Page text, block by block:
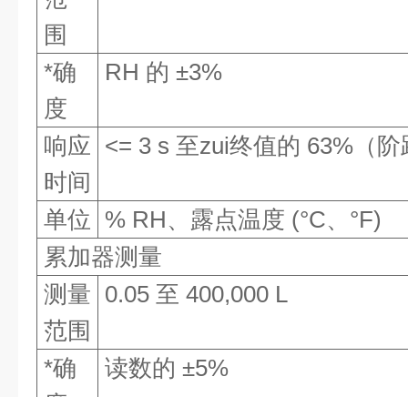
围
*确
度
RH 的 ±3%
响应
时间
<= 3 s 至zui终值的 63%（
单位 % RH、露点温度 (°C、°F)
累加器测量
测量
范围
0.05 至 400,000 L
*确
读数的 ±5%